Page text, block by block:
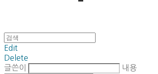
Edit
Delete
글쓴이
내용